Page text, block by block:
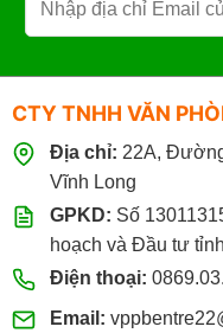
CTY TNHH VĂN
Địa chỉ: 22A,
Vĩnh Long
GPKD: Số
hoạch và Đầu tư
Điện thoại:
Email: